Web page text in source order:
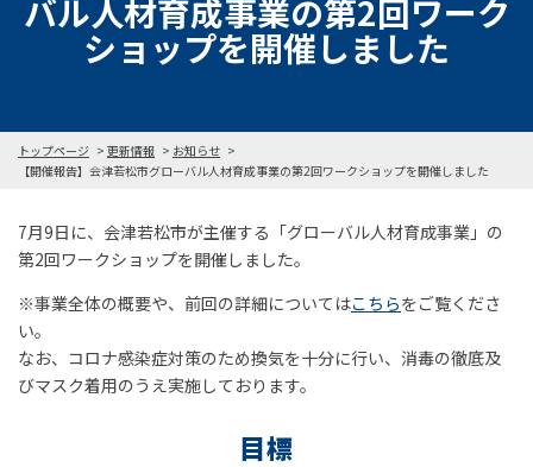
バル人材育成事業の第2回ワーク
ショップを開催しました
トップページ 更新情報
お知らせ
【開催報告】会津若松市グローバル人材育成事業の第2回ワークショップを開催しました
7月9日に、会津若松市が主催する「グローバル人材育成事業」の
第2回ワークショップを開催しました。
※事業全体の概要や、前回の詳細についてはこちらをご覧くださ
い。
なお、コロナ感染症対策のため換気を十分に行い、消毒の徹底及
びマスク着用のうえ実施しております。
目標